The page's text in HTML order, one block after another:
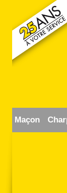
Maçon